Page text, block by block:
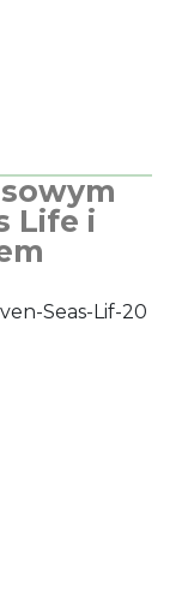
Life i